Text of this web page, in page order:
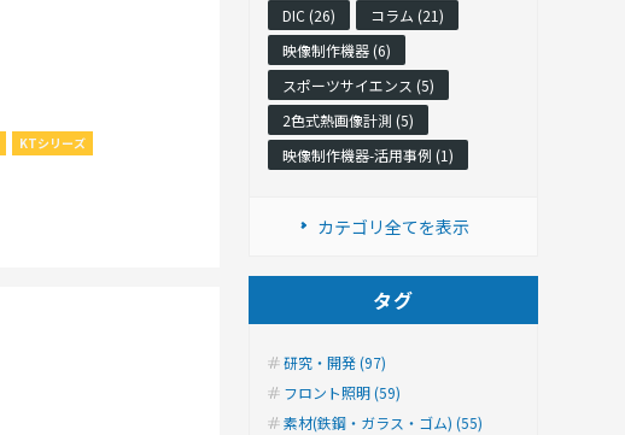
KTシリーズ
DIC (26)
コラム (21)
映像制作機器 (6)
スポーツサイエンス (5)
2色式熱画像計測 (5)
映像制作機器-活用事例 (1)
カテゴリ全てを表示
タグ
研究・開発 (97)
フロント照明 (59)
素材(鉄鋼・ガラス・ゴム) (55)